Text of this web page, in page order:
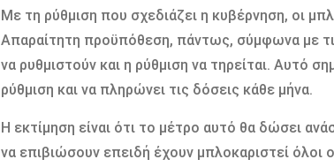
Με τη ρύθμιση που σχεδιάζει η κυβέρνηση, οι
Απαραίτητη προϋπόθεση, πάντως, σύμφωνα με
να ρυθμιστούν και η ρύθμιση να τηρείται. Αυτό
ρύθμιση και να πληρώνει τις δόσεις κάθε μήνα.
Η εκτίμηση είναι ότι το μέτρο αυτό θα δώσει
να επιβιώσουν επειδή έχουν μπλοκαριστεί όλοι